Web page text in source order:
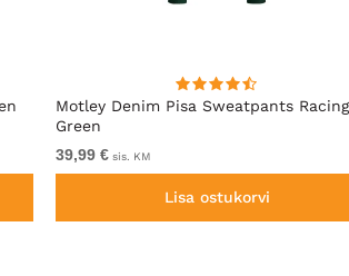
Motley Denim Pisa Sweatpants Racing
Green
39,99 € sis. KM
Lisa ostukorvi